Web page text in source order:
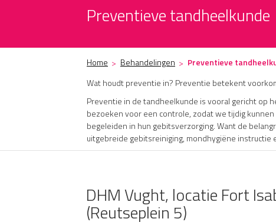
Preventieve tandheelkunde
Home Behandelingen
Preventieve
Wat houdt preventie in? Preventie betekent
Preventie in de tandheelkunde is vooral gericht op
bezoeken voor een controle, zodat we tijdig
begeleiden in hun gebitsverzorging. Want de
uitgebreide gebitsreiniging, mondhygiëne instructie
DHM Vught, locatie Fort
(Reutseplein 5)